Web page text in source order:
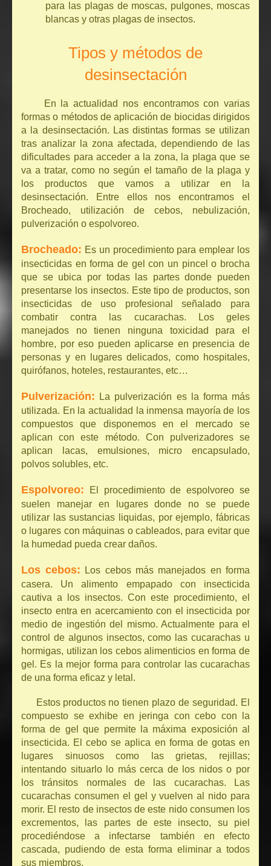
para las plagas de moscas, pulgones, moscas
blancas y otras plagas de insectos.
Tipos y métodos de
desinsectación
En la actualidad nos encontramos con varias
formas o métodos de aplicación de biocidas dirigidos
a la desinsectación. Las distintas formas se utilizan
tras analizar la zona afectada, dependiendo de las
dificultades para acceder a la zona, la plaga que se
va a tratar, como no según el tamaño de la plaga y
los productos que vamos a utilizar en la
desinsectación. Entre ellos nos encontramos el
Brocheado, utilización de cebos, nebulización,
pulverización o espolvoreo.
Brocheado: Es un procedimiento para emplear los
insecticidas en forma de gel con un pincel o brocha
que se ubica por todas las partes donde pueden
presentarse los insectos. Este tipo de productos, son
insecticidas de uso profesional señalado para
combatir contra las cucarachas. Los geles
manejados no tienen ninguna toxicidad para el
hombre, por eso pueden aplicarse en presencia de
personas y en lugares delicados, como hospitales,
quirófanos, hoteles, restaurantes, etc…
Pulverización: La pulverización es la forma más
utilizada. En la actualidad la inmensa mayoría de los
compuestos que disponemos en el mercado se
aplican con este método. Con pulverizadores se
aplican lacas, emulsiones, micro encapsulado,
polvos solubles, etc.
Espolvoreo: El procedimiento de espolvoreo se
suelen manejar en lugares donde no se puede
utilizar las sustancias liquidas, por ejemplo, fábricas
o lugares con máquinas o cableados, para evitar que
la humedad pueda crear daños.
Los cebos: Los cebos más manejados en forma
casera. Un alimento empapado con insecticida
cautiva a los insectos. Con este procedimiento, el
insecto entra en acercamiento con el insecticida por
medio de ingestión del mismo. Actualmente para el
control de algunos insectos, como las cucarachas u
hormigas, utilizan los cebos alimenticios en forma de
gel. Es la mejor forma para controlar las cucarachas
de una forma eficaz y letal.
Estos productos no tienen plazo de seguridad. El
compuesto se exhibe en jeringa con cebo con la
forma de gel que permite la máxima exposición al
insecticida. El cebo se aplica en forma de gotas en
lugares sinuosos como las grietas, rejillas;
intentando situarlo lo más cerca de los nidos o por
los tránsitos normales de las cucarachas. Las
cucarachas consumen el gel y vuelven al nido para
morir. El resto de insectos de este nido consumen los
excrementos, las partes de este insecto, su piel
procediéndose a infectarse también en efecto
cascada, pudiendo de esta forma eliminar a todos
sus miembros.